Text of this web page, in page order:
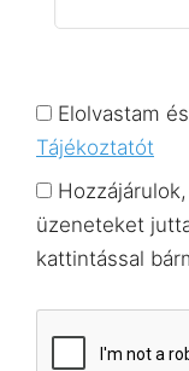
Elolvastam
Tájékoztatót
üzeneteket
kattintással